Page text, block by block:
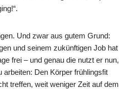
Und zwar aus gutem Grund:
und seinem zukünftigen Job hat
frei – und genau die nutzt er nun,
arbeiten: Den Körper frühlingsfit
treffen, weit weniger Zeit auf dem